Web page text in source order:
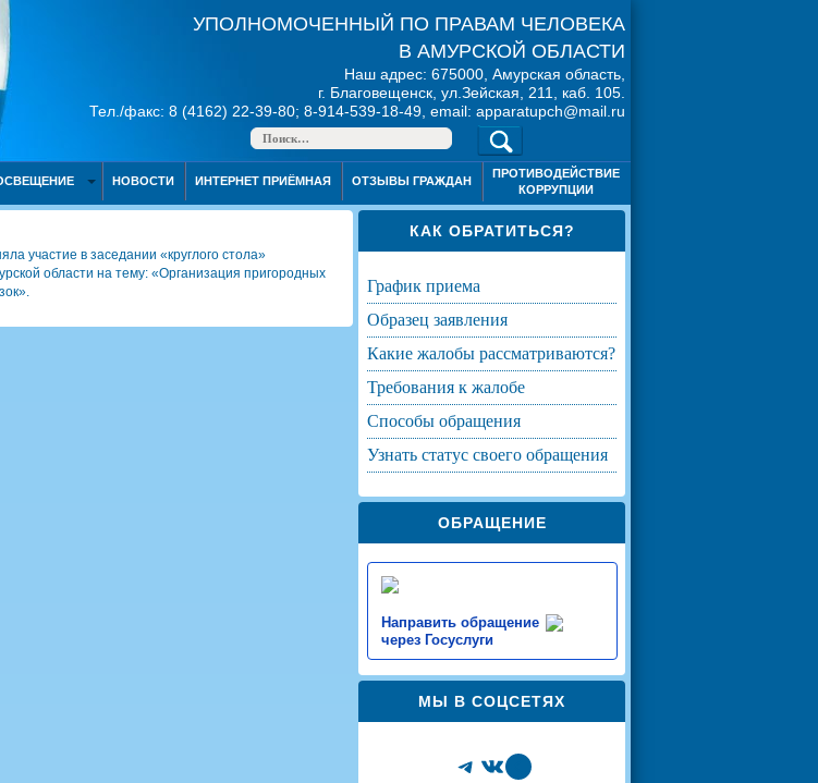
УПОЛНОМОЧЕННЫЙ ПО ПРАВАМ ЧЕЛОВЕКА
В АМУРСКОЙ ОБЛАСТИ
Наш адрес: 675000, Амурская область,
г. Благовещенск, ул.Зейская, 211, каб. 105.
Тел./факс: 8 (4162) 22-39-80; 8-914-539-18-49, email: apparatupch@mail.ru
НОВОСТИ ИНТЕРНЕТ ПРИЁМНАЯ ОТЗЫВЫ ГРАЖДАН
ПРОТИВОДЕЙСТВИЕ
КОРРУПЦИИ
участие в заседании «круглого стола»
области на тему: «Организация пригородных
КАК ОБРАТИТЬСЯ?
график приема
образец заявления
какие жалобы рассматриваются?
требования к жалобе
способы обращения
узнать статус своего обращения
ОБРАЩЕНИЕ
Направить обращение
через Госуслуги
МЫ В СОЦСЕТЯХ
Telegram
VKShare Icon